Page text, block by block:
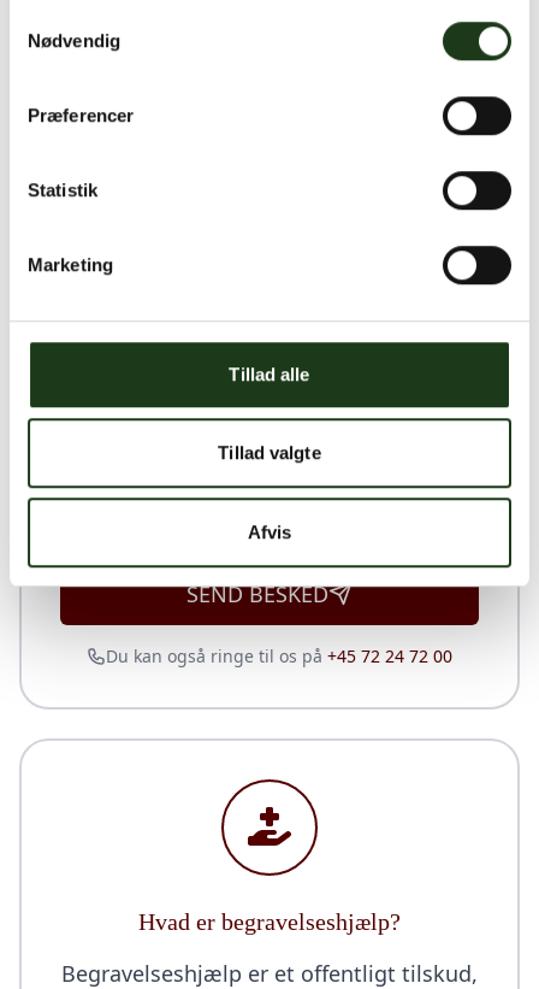
Nødvendig
Præferencer
Statistik
Marketing
Tillad alle
Tillad valgte
Afvis
privatlivspolitikken
SEND BESKED
Du kan også ringe til os på +45 72 24 72 00
Hvad er begravelseshjælp?
Begravelseshjælp er et offentligt tilskud,